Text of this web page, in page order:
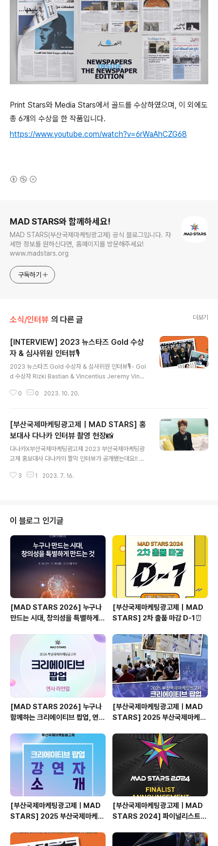
Print Stars와 Media Stars에서 골드를 수상하였으며, 이 외에도
총 6개의 수상을 한 작품입니다.
https://www.youtube.com/watch?v=6rWaAhCZG68
MAD STARS와 함께하세요!
MAD STARS(부산국제마케팅광고제) 공식 블로그입니다. 자
세한 정보를 원하신다면, 홈페이지를 방문해주세요!
www.madstars.org
구독하기
소식/인터뷰 의 다른 글 더보기
[INTERVIEW] 2023 뉴스타즈 Gold 수상
자 & 심사위원 인터뷰🎙️
2023 뉴스타즈 Gold 수상자 & 심사위원 인터뷰🎙️- Gol
d 수상자 Rizki Bastian & Vincentius Jeremy Vinda
hi Alva-Orange Indonesia의 Rizki Bastian와 Vinc
년차 이하 주니어 광고인을 대상으로 개최된 ‘2023 뉴스
타즈’에서 금상을 수상했습니다! The Abusive Applia
nces는 일상용품들이 아동을 학대하는데 악용되고 있다
는 것을 지적하고, ‘긍정 양육 129가지 원칙’을 소개하기
0 0 2023. 10. 20.
[부산국제마케팅광고제｜MAD STARS] 홍
보대사 다나카 인터뷰 촬영 현장📸
다나카X부산국제마케팅광고제 2023 부산국제마케팅광
고제 홍보대사 다나카의 짤막 인터뷰가 공개됐는데요!! 암
다나카의 짤막 인터뷰🎙 인터뷰 댓글 EVENT 진행 중! 위촉
더 많은 이야기가 담겨있다구요(☆▽☆) 덥고 습한 날씨
에도 끝까지 ↑↑↑↑하이텐션↑↑↑↑으로 인터뷰에 응
해주신 우리 다나카상😭 풀버전 공개 전에 인터뷰 촬영 현
장 먼저 보여드릴게요😍 다나카상의 인터뷰 풀버전은 조
금만 더 기다려주세요❣ 홍보대사 다나카에게 많은 기대와
응원 부탁드립니다😘 👇홍보대사 위촉식 현장 보기👇 ..
3 1 2023. 7. 16.
이 블로그 인기글
[MAD STARS 2026] 누구나
만드는 시대, 창의성을 특별하게
[부산국제마케팅광고제｜MAD
STARS] 2차 출품 마감 D-1⏰
[MAD STARS 2026] 누구나
함께하는 크리에이티브 팝업, 연사
[부산국제마케팅광고제ㅣMAD
STARS] 2025 부산국제마케팅
기
[부산국제마케팅광고제ㅣMAD
STARS] 2025 부산국제마케팅
소개
[부산국제마케팅광고제ㅣMAD
STARS 2024] 파이널리스트